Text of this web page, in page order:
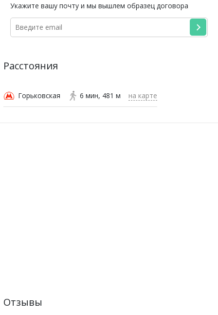
Укажите вашу почту и мы вышлем образец договора
Расстояния
Горьковская 6 мин 481 м на карте
Отзывы